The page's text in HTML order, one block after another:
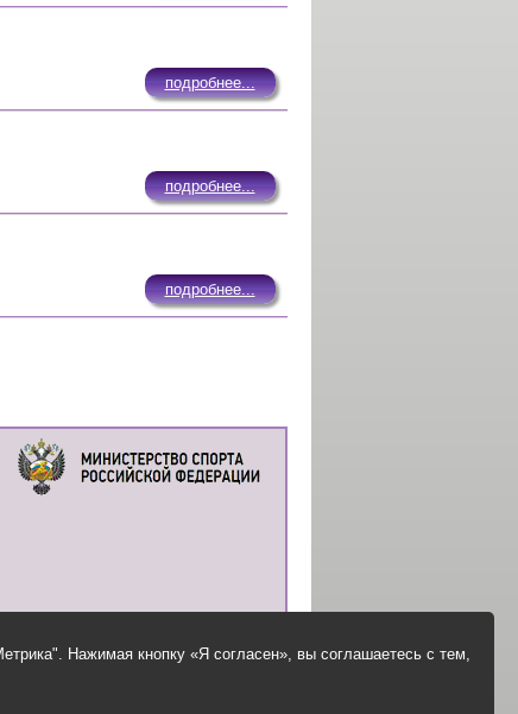
Нажимая кнопку «Я согласен», вы соглашаетесь с тем,
подробнее...
подробнее...
подробнее...